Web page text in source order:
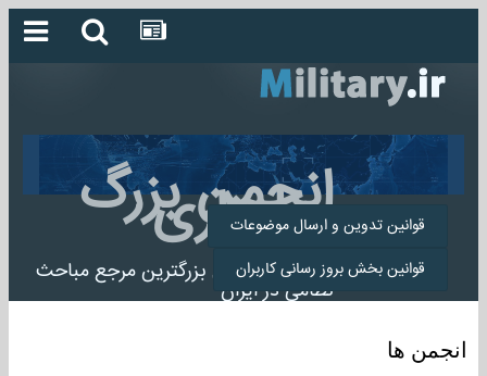
انجمن بزرگ
میلیتاری
انجمن میلیتاری بزرگترین مرجع مباحث
نظامی در ایران
قوانین تدوین و ارسال موضوعات
قوانین بخش بروز رسانی کاربران
انجمن ها